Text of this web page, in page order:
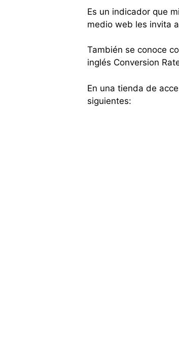
Es un indicador que
medio web les invita
También se conoce
inglés Conversion
En una tienda de
siguientes: